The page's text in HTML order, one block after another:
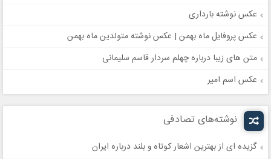
عکس نوشته بارداری
عکس پروفایل ماه بهمن | عکس نوشته متولدین ماه بهمن
متن های زیبا درباره چهلم سردار قاسم سلیمانی
عکس اسم امیر
نوشته‌های تصادفی
گزیده ای از بهترین اشعار کوتاه و بلند درباره ایران